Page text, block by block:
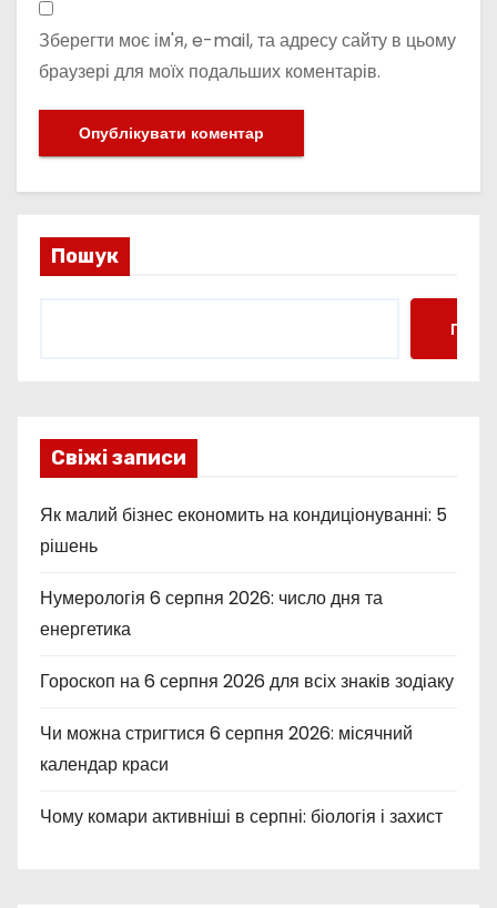
Зберегти моє ім'я, e-mail, та адресу сайту в цьому
браузері для моїх подальших коментарів.
Пошук
Свіжі записи
Як малий бізнес економить на кондиціонуванні: 5
рішень
Нумерологія 6 серпня 2026: число дня та
енергетика
Гороскоп на 6 серпня 2026 для всіх знаків зодіаку
Чи можна стригтися 6 серпня 2026: місячний
календар краси
Чому комари активніші в серпні: біологія і захист